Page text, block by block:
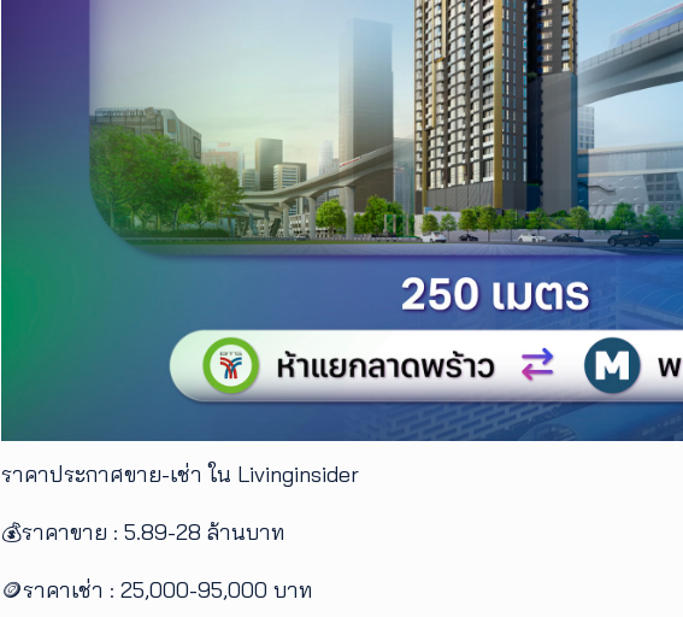
ราคาประกาศขาย-เช่า ใน Livinginsider
💰ราคาขาย : 5.89-28 ล้านบาท
🪙ราคาเช่า : 25,000-95,000 บาท